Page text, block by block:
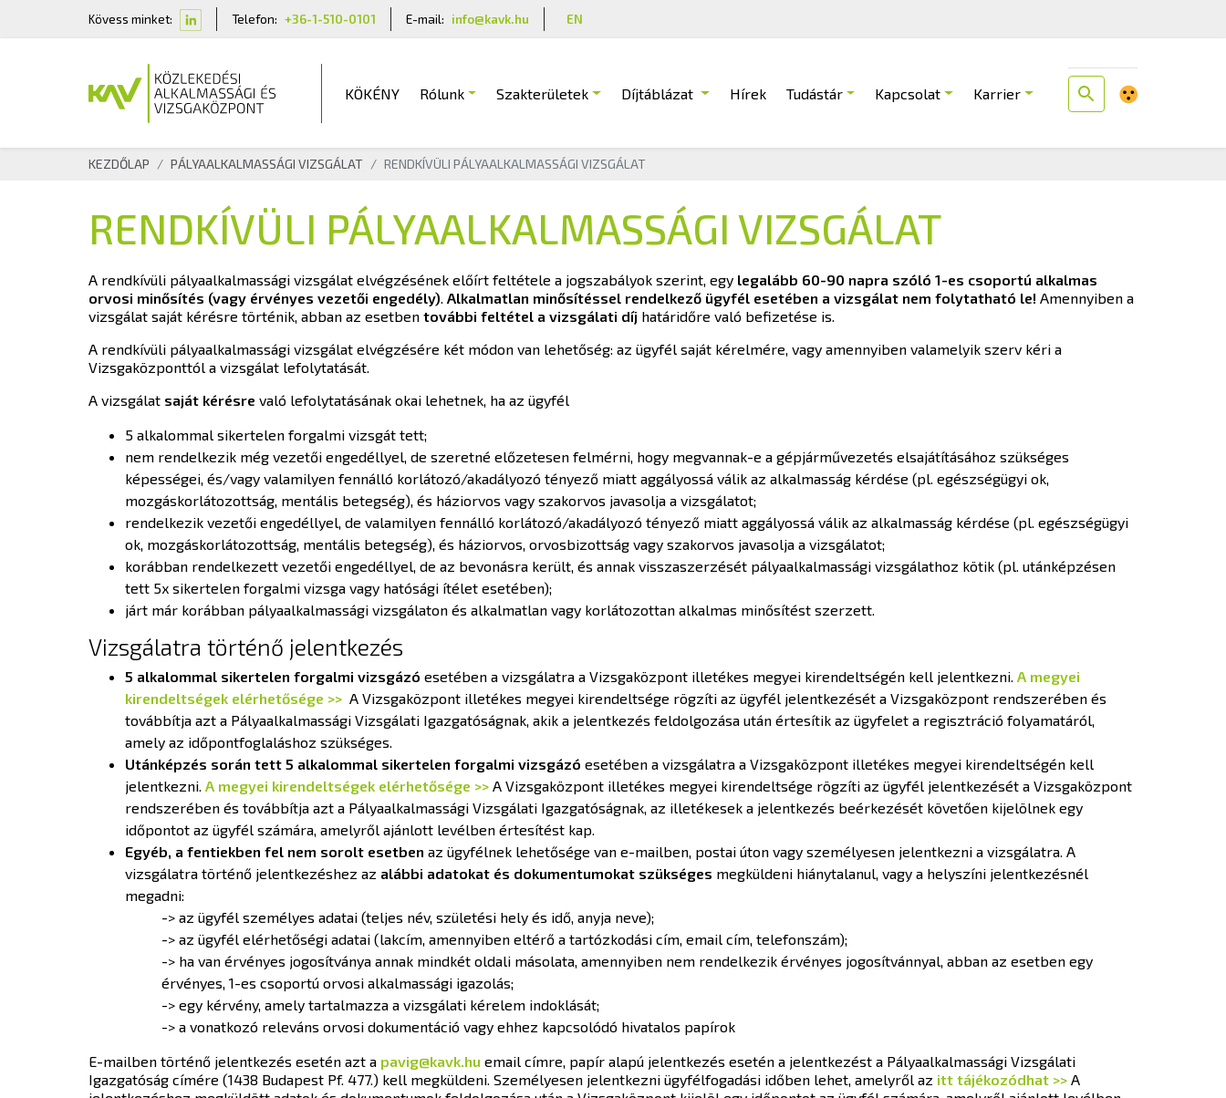
Kövess minket: Telefon: +36-1-510-0101 E-mail: info@kavk.hu EN
KÖKÉNY Rólunk Szakterületek Díjtáblázat Hírek Tudástár Kapcsolat Karrier
KEZDŐLAP PÁLYAALKALMASSÁGI VIZSGÁLAT RENDKÍVÜLI PÁLYAALKALMASSÁGI VIZSGÁLAT
RENDKÍVÜLI PÁLYAALKALMASSÁGI VIZSGÁLAT
A rendkívüli pályaalkalmassági vizsgálat elvégzésének előírt feltétele a jogszabályok szerint, egy legalább 60-90 napra szóló 1-es csoportú alkalmas
orvosi minősítés (vagy érvényes vezetői engedély) Alkalmatlan minősítéssel rendelkező ügyfél esetében a vizsgálat nem folytatható le! Amennyiben a
vizsgálat saját kérésre történik, abban az esetben további feltétel a vizsgálati díj határidőre való befizetése is.
A rendkívüli pályaalkalmassági vizsgálat elvégzésére két módon van lehetőség: az ügyfél saját kérelmére, vagy amennyiben valamelyik szerv kéri a
Vizsgaközponttól a vizsgálat lefolytatását.
A vizsgálat saját kérésre való lefolytatásának okai lehetnek, ha az ügyfél
5 alkalommal sikertelen forgalmi vizsgát tett;
nem rendelkezik még vezetői engedéllyel, de szeretné előzetesen felmérni, hogy megvannak-e a gépjárművezetés elsajátításához szükséges
képességei, és/vagy valamilyen fennálló korlátozó/akadályozó tényező miatt aggályossá válik az alkalmasság kérdése (pl. egészségügyi ok,
mozgáskorlátozottság, mentális betegség), és háziorvos vagy szakorvos javasolja a vizsgálatot;
rendelkezik vezetői engedéllyel, de valamilyen fennálló korlátozó/akadályozó tényező miatt aggályossá válik az alkalmasság kérdése (pl. egészségügyi
ok, mozgáskorlátozottság, mentális betegség), és háziorvos, orvosbizottság vagy szakorvos javasolja a vizsgálatot;
korábban rendelkezett vezetői engedéllyel, de az bevonásra került, és annak visszaszerzését pályaalkalmassági vizsgálathoz kötik (pl. utánképzésen
tett 5x sikertelen forgalmi vizsga vagy hatósági ítélet esetében);
járt már korábban pályaalkalmassági vizsgálaton és alkalmatlan vagy korlátozottan alkalmas minősítést szerzett.
Vizsgálatra történő jelentkezés
5 alkalommal sikertelen forgalmi vizsgázó esetében a vizsgálatra a Vizsgaközpont illetékes megyei kirendeltségén kell jelentkezni. A megyei
kirendeltségek elérhetősége >> A Vizsgaközpont illetékes megyei kirendeltsége rögzíti az ügyfél jelentkezését a Vizsgaközpont rendszerében és
továbbítja azt a Pályaalkalmassági Vizsgálati Igazgatóságnak, akik a jelentkezés feldolgozása után értesítik az ügyfelet a regisztráció folyamatáról,
amely az időpontfoglaláshoz szükséges.
Utánképzés során tett 5 alkalommal sikertelen forgalmi vizsgázó esetében a vizsgálatra a Vizsgaközpont illetékes megyei kirendeltségén kell
jelentkezni. A megyei kirendeltségek elérhetősége >> A Vizsgaközpont illetékes megyei kirendeltsége rögzíti az ügyfél jelentkezését a Vizsgaközpont
rendszerében és továbbítja azt a Pályaalkalmassági Vizsgálati Igazgatóságnak, az illetékesek a jelentkezés beérkezését követően kijelölnek egy
időpontot az ügyfél számára, amelyről ajánlott levélben értesítést kap.
Egyéb, a fentiekben fel nem sorolt esetben az ügyfélnek lehetősége van e-mailben, postai úton vagy személyesen jelentkezni a vizsgálatra. A
vizsgálatra történő jelentkezéshez az alábbi adatokat és dokumentumokat szükséges megküldeni hiánytalanul, vagy a helyszíni jelentkezésnél
megadni:
-> az ügyfél személyes adatai (teljes név, születési hely és idő, anyja neve);
-> az ügyfél elérhetőségi adatai (lakcím, amennyiben eltérő a tartózkodási cím, email cím, telefonszám);
-> ha van érvényes jogosítványa annak mindkét oldali másolata, amennyiben nem rendelkezik érvényes jogosítvánnyal, abban az esetben egy
érvényes, 1-es csoportú orvosi alkalmassági igazolás;
-> egy kérvény, amely tartalmazza a vizsgálati kérelem indoklását;
-> a vonatkozó releváns orvosi dokumentáció vagy ehhez kapcsolódó hivatalos papírok
E-mailben történő jelentkezés esetén azt a pavig@kavk.hu email címre, papír alapú jelentkezés esetén a jelentkezést a Pályaalkalmassági Vizsgálati
Igazgatóság címére (1438 Budapest Pf. 477.) kell megküldeni. Személyesen jelentkezni ügyfélfogadási időben lehet, amelyről az itt tájékozódhat >> A